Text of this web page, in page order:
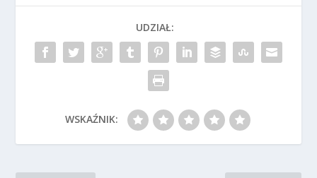
UDZIAŁ:
WSKAŹNIK: